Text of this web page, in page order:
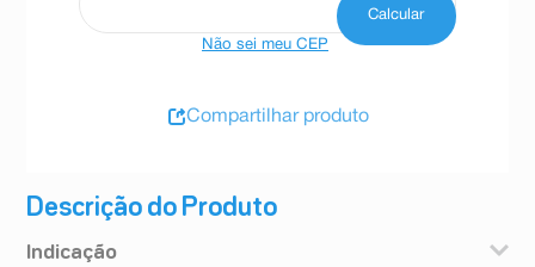
Descrição do Produto
Indicação
Não sei meu CEP
Compartilhar produto